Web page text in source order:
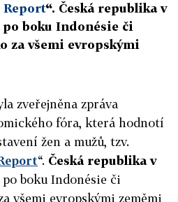
Report“. Česká republika v
boku Indonésie či
za všemi evropskými
zveřejněna zpráva
fóra, která hodnotí
žen a mužů, tzv.
“. Česká republika v
po boku Indonésie či
všemi evropskými zeměmi